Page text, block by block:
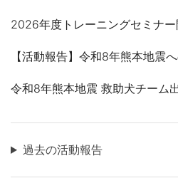
2026年度トレーニングセミナ
【活動報告】令和8年熊本地震
令和8年熊本地震 救助犬チーム
過去の活動報告